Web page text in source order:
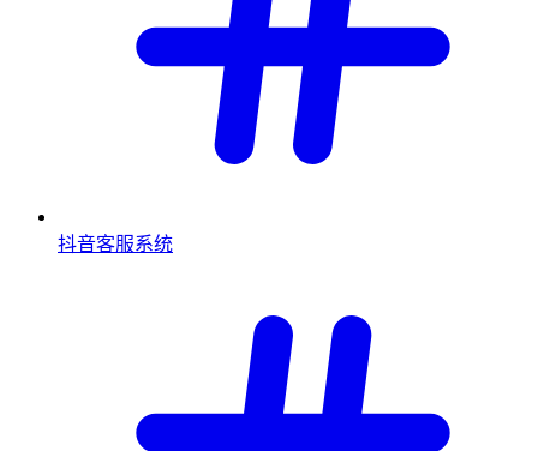
抖音客服系统